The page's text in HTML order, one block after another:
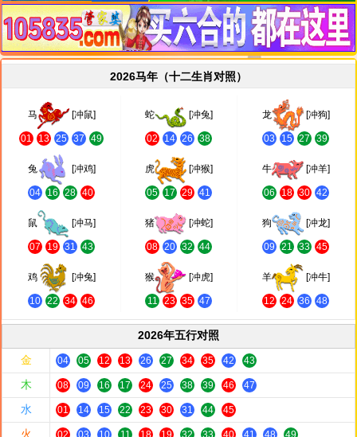
2026马年（十二生肖对照）
马 [冲鼠]
01 13 25 37 49
蛇 [冲兔]
02 14 26 38
龙 [冲狗]
03 15 27 39
兔 [冲鸡]
04 16 28 40
虎 [冲猴]
05 17 29 41
牛 [冲羊]
06 18 30 42
鼠 [冲马]
07 19 31 43
猪 [冲蛇]
08 20 32 44
狗 [冲龙]
09 21 33 45
鸡 [冲兔]
10 22 34 46
猴 [冲虎]
11 23 35 47
羊 [冲牛]
12 24 36 48
2026年五行对照
金
04 05 12 13 26 27 34 35 42 43
木 08 09 16 17 24 25 38 39 46 47
水 01 14 15 22 23 30 31 44 45
火 02 03 10 11 18 19 32 33 40 41 48 49